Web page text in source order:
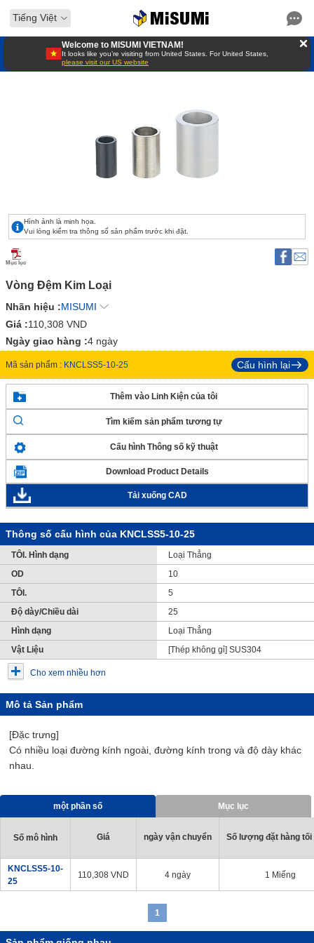
Tiếng Việt
Welcome to MISUMI VIETNAM!
It looks like you’re visiting from United States. For United States,
please visit our US website
Hình ảnh là minh họa.
Vui lòng kiểm tra thông số sản phẩm trước khi đặt.
Mục lục
Vòng Đệm Kim Loại
Nhãn hiệu :MISUMI
Giá :110,308 VND
Ngày giao hàng :4 ngày
Mã sản phẩm : KNCLSS5-10-25 Cấu hình lại
Thêm vào Linh Kiện của tôi
Tìm kiếm sản phẩm tương tự
Cấu hình Thông số kỹ thuật
Download Product Details
Tải xuống CAD
Thông số cấu hình của KNCLSS5-10-25
TÔI. Hình dạng
Loại Thẳng
OD
10
TÔI.
5
Độ dày/Chiều dài
25
Hình dạng
Loại Thẳng
Vật Liệu
[Thép không gỉ] SUS304
Cho xem nhiều hơn
Mô tả Sản phẩm
[Đặc trưng]
Có nhiều loại đường kính ngoài, đường kính trong và độ dày khác
nhau.
một phần số Mục lục
Số mô hình Giá ngày vận chuyển Số lượng đặt hàng tối
KNCLSS5-10-
25
110,308 VND 4 ngày 1 Miếng
1